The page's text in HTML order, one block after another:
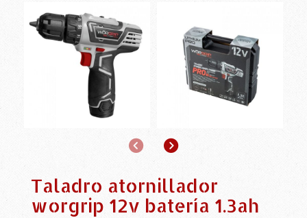
AnteriorSiguiente
Taladro atornillador
worgrip 12v batería 1.3ah